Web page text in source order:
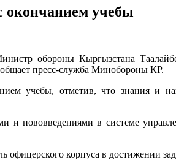
окончанием учебы
обороны Кыргызстана
пресс-служба Минобороны КР.
учебы, отметив, что знания и
и нововведениями в системе
офицерского корпуса в достижении